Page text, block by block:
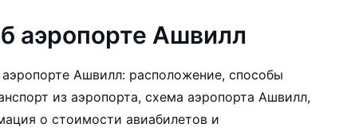
аэропорте Ашвилл
Ашвилл: расположение, способы
из аэропорта, схема аэропорта Ашвилл,
о стоимости авиабилетов и